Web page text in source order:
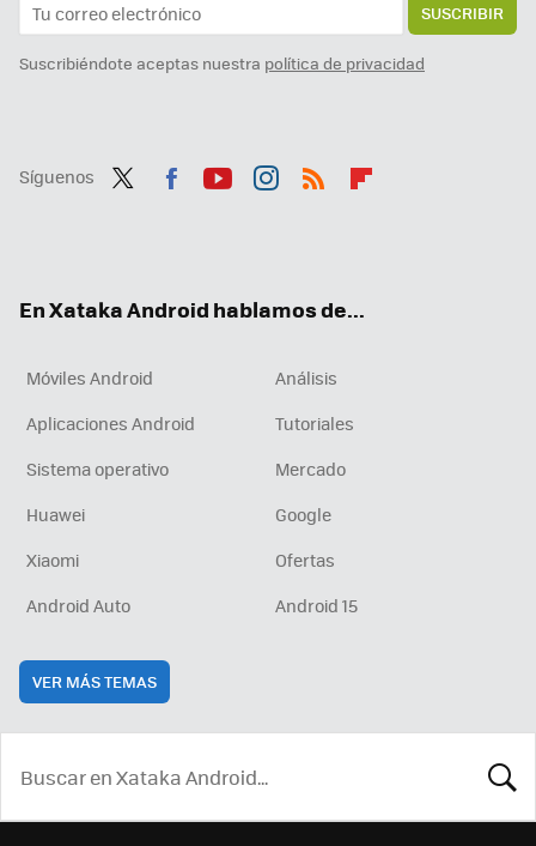
SUSCRIBIR
Suscribiéndote aceptas nuestra política de privacidad
Síguenos
En Xataka Android hablamos de...
Móviles Android
Análisis
Aplicaciones Android
Tutoriales
Sistema operativo
Mercado
Huawei
Google
Xiaomi
Ofertas
Android Auto
Android 15
VER MÁS TEMAS